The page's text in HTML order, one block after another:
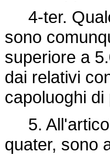
4-ter.
sono
superiore a
dai relativi
capoluoghi
5.
quater, sono